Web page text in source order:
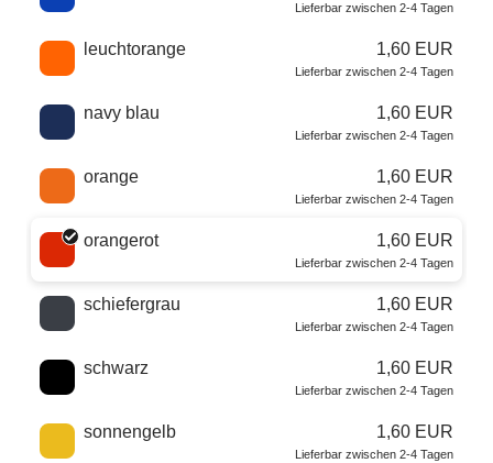
Lieferbar zwischen 2-4 Tagen
leuchtorange 1,60 EUR
Lieferbar zwischen 2-4 Tagen
navy blau 1,60 EUR
Lieferbar zwischen 2-4 Tagen
orange 1,60 EUR
Lieferbar zwischen 2-4 Tagen
orangerot 1,60 EUR
Lieferbar zwischen 2-4 Tagen
schiefergrau 1,60 EUR
Lieferbar zwischen 2-4 Tagen
schwarz 1,60 EUR
Lieferbar zwischen 2-4 Tagen
sonnengelb 1,60 EUR
Lieferbar zwischen 2-4 Tagen